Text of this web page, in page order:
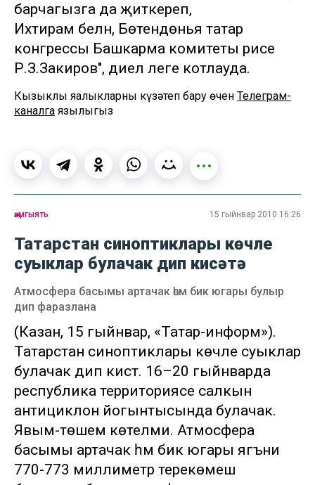
барчагызга да җиткереп,
Ихтирам белән, Бөтендөнья татар
конгрессы Башкарма комитеты рәисе
Р.З.Закиров", диелә әлеге котлауда.
Кызыклы яңалыкларны күзәтеп бару өчен Телеграм-
каналга язылыгыз
җәмгыять 15 гыйнвар 2010 16:26
Татарстан синоптиклары көчле
суыклар булачак дип кисәтә
Атмосфера басымы артачак һәм бик югары булыр
дип фаразлана
(Казан, 15 гыйнвар, «Татар-информ»).
Татарстан синоптиклары көчле суыклар
булачак дип кисәтә. 16–20 гыйнварда
республика территориясе салкын
антициклон йогынтысында булачак.
Явым-төшем көтелми. Атмосфера
басымы артачак һәм бик югары ягъни
770-773 миллиметр терекөмеш